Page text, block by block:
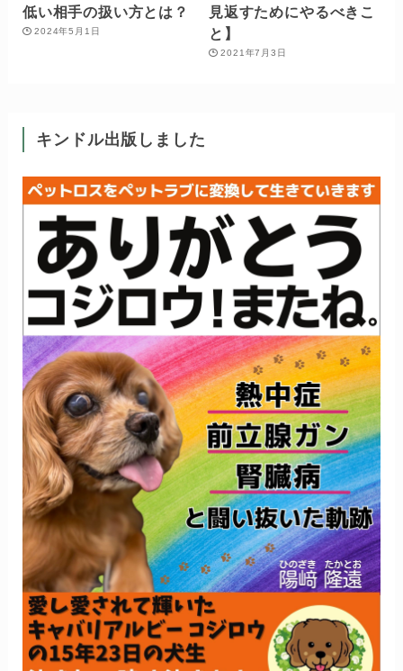
低い相手の扱い方とは？
2024年5月1日
見返すためにやるべきこ
と】
2021年7月3日
キンドル出版しました